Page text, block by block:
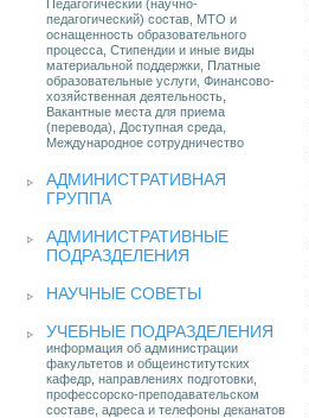
Педагогический (научно-
педагогический) состав, МТО и
оснащенность образовательного
процесса, Стипендии и иные виды
материальной поддержки, Платные
образовательные услуги, Финансово-
хозяйственная деятельность,
Вакантные места для приема
(перевода), Доступная среда,
Международное сотрудничество
АДМИНИСТРАТИВНАЯ
ГРУППА
АДМИНИСТРАТИВНЫЕ
ПОДРАЗДЕЛЕНИЯ
НАУЧНЫЕ СОВЕТЫ
УЧЕБНЫЕ ПОДРАЗДЕЛЕНИЯ
информация об администрации
факультетов и общеинститутских
кафедр, направлениях подготовки,
профессорско-преподавательском
составе, адреса и телефоны деканатов